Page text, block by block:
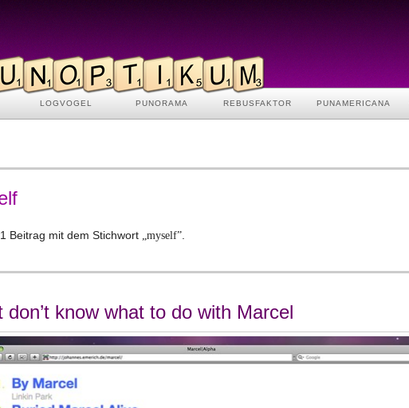
LOGVOGEL PUNORAMA REBUSFAKTOR PUNAMERICANA
Beitrag mit dem Stichwort „myself”
don’t know what to do with Marcel